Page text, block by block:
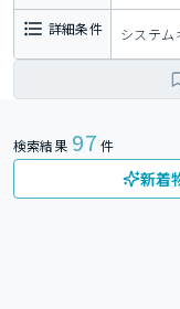
詳細条件 システム
検索結果 97 件
新着